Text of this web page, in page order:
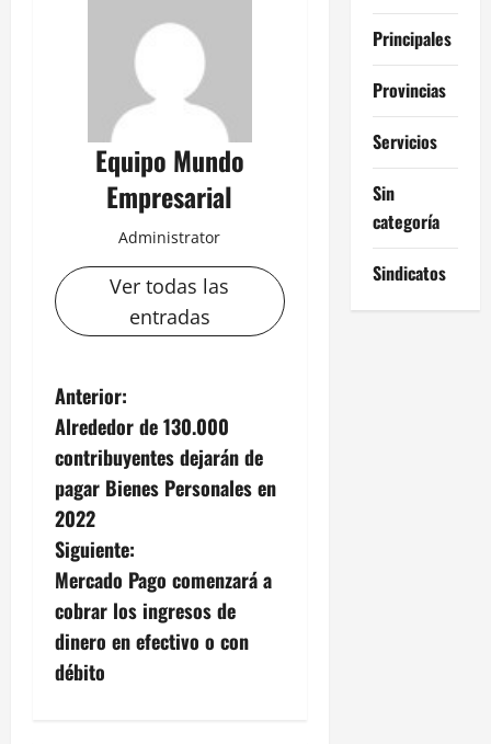
Equipo Mundo
Empresarial
Administrator
Ver todas las
entradas
N
a
v
e
g
a
c
Anterior:
Alrededor de 130.000
contribuyentes dejarán de
pagar Bienes Personales en
2022
Siguiente:
Mercado Pago comenzará a
cobrar los ingresos de
dinero en efectivo o con
débito
Principales
Provincias
Servicios
Sin
categoría
Sindicatos